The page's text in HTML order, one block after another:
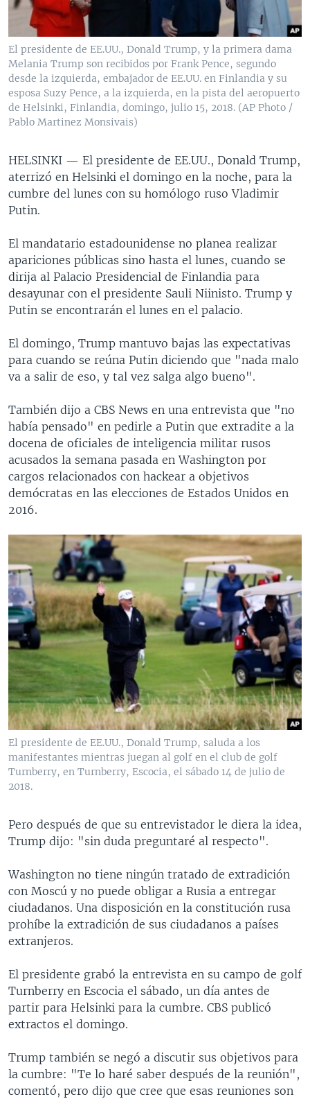
VENEZUELA
BRASIL
NICARAGUA
ECONOMÍA
ENTRETENIMIENTO Y CULTURA
TECNOLOGÍA
DEPORTES
CIENCIA Y SALUD
MULTIMEDIA
VIDEOS
FOTOGRAFÍA
PROGRAMAS TV
EL MUNDO AL DÍA
FORO INTERAMERICANO
VISIÓN 360
PANORAMA
RADIO
AVANCE INFORMATIVO
AUDIONOTICIAS
ESTADOS UNIDOS AL DÍA
EL MUNDO AL DÍA [RADIO]
FORO [RADIO]
DEPORTIVO INTERNACIONAL
NOTA ECONÓMICA
ENTRETENIMIENTO
DOCUMENTALES DE LA VOA
El presidente de EE.UU., Donald Trump, y la primera dama
Melania Trump son recibidos por Frank Pence, segundo
desde la izquierda, embajador de EE.UU. en Finlandia y su
esposa Suzy Pence, a la izquierda, en la pista del aeropuerto
de Helsinki, Finlandia, domingo, julio 15, 2018. (AP Photo /
Pablo Martinez Monsivais)
HELSINKI — El presidente de EE.UU., Donald Trump,
aterrizó en Helsinki el domingo en la noche, para la
cumbre del lunes con su homólogo ruso Vladimir
Putin.
El mandatario estadounidense no planea realizar
apariciones públicas sino hasta el lunes, cuando se
dirija al Palacio Presidencial de Finlandia para
desayunar con el presidente Sauli Niinisto. Trump y
Putin se encontrarán el lunes en el palacio.
El domingo, Trump mantuvo bajas las expectativas
para cuando se reúna Putin diciendo que "nada malo
va a salir de eso, y tal vez salga algo bueno".
También dijo a CBS News en una entrevista que "no
había pensado" en pedirle a Putin que extradite a la
docena de oficiales de inteligencia militar rusos
acusados la semana pasada en Washington por
cargos relacionados con hackear a objetivos
demócratas en las elecciones de Estados Unidos en
2016.
El presidente de EE.UU., Donald Trump, saluda a los
manifestantes mientras juegan al golf en el club de golf
Turnberry, en Turnberry, Escocia, el sábado 14 de julio de
2018.
Pero después de que su entrevistador le diera la idea,
Trump dijo: "sin duda preguntaré al respecto".
Washington no tiene ningún tratado de extradición
con Moscú y no puede obligar a Rusia a entregar
ciudadanos. Una disposición en la constitución rusa
prohíbe la extradición de sus ciudadanos a países
extranjeros.
El presidente grabó la entrevista en su campo de golf
Turnberry en Escocia el sábado, un día antes de
partir para Helsinki para la cumbre. CBS publicó
extractos el domingo.
Trump también se negó a discutir sus objetivos para
la cumbre: "Te lo haré saber después de la reunión",
comentó, pero dijo que cree que esas reuniones son